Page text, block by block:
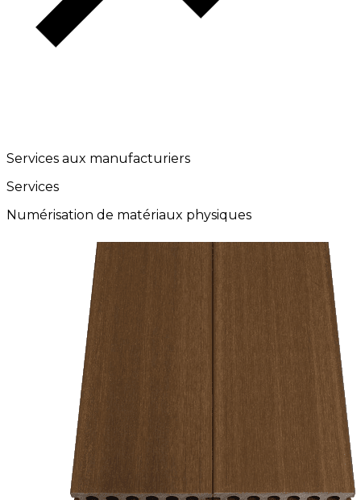
Services aux manufacturiers
Services
Numérisation de matériaux physiques